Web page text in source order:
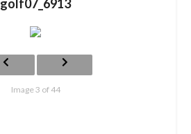
golf07_6913
Image 3 of 44